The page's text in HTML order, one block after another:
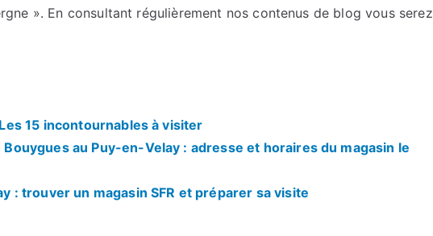
». En consultant régulièrement nos contenus de blog vous serez
15 incontournables à visiter
au Puy-en-Velay : adresse et horaires du magasin le
: trouver un magasin SFR et préparer sa visite